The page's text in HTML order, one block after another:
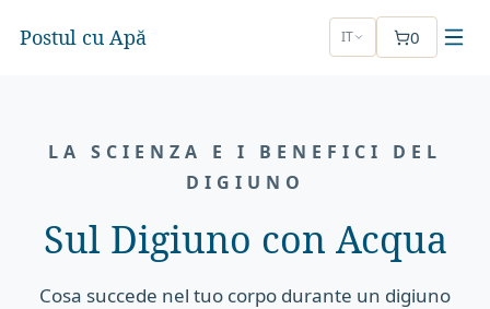
Postul cu Apă IT 0
LA SCIENZA E I BENEFICI DEL
DIGIUNO
Sul Digiuno con Acqua
Cosa succede nel tuo corpo durante un digiuno